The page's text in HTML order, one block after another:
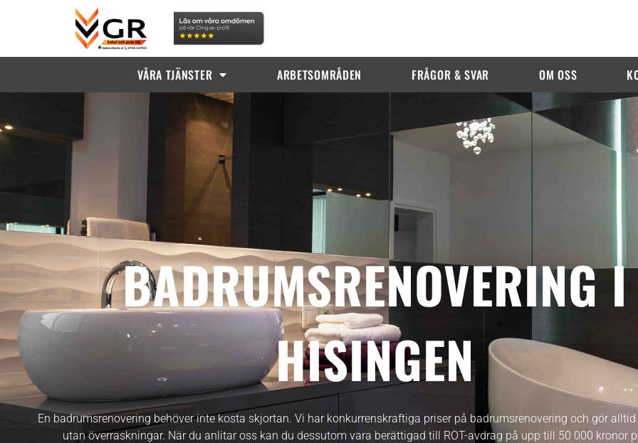
VÅRA TJÄNSTER ARBETSOMRÅDEN FRÅGOR & SVAR OM OSS
BADRUMSRENOVERING I
HISINGEN
En badrumsrenovering behöver inte kosta skjortan. Vi har konkurrenskraftiga priser på badrumsrenovering och gör
utan överraskningar. När du anlitar oss kan du dessutom vara berättigad till ROT-avdrag på upp till 50 000 kronor